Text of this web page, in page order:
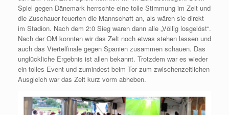
Spiel gegen Dänemark herrschte eine tolle Stimmung im Zelt und
die Zuschauer feuerten die Mannschaft an, als wären sie direkt
im Stadion. Nach dem 2:0 Sieg waren dann alle „Völlig losgelöst“.
Nach der OM konnten wir das Zelt noch etwas stehen lassen und
auch das Viertelfinale gegen Spanien zusammen schauen. Das
unglückliche Ergebnis ist allen bekannt. Trotzdem war es wieder
ein tolles Event und zumindest beim Tor zum zwischenzeitlichen
Ausgleich war das Zelt kurz vorm abheben.